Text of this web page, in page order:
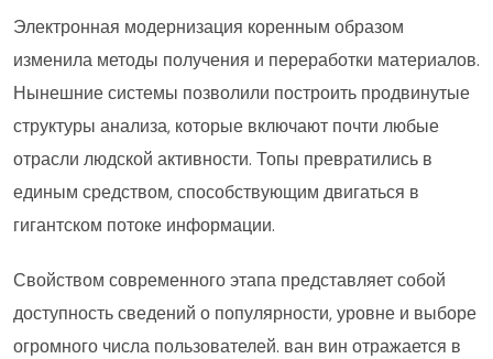
Электронная модернизация коренным образом
изменила методы получения и переработки материалов.
Нынешние системы позволили построить продвинутые
структуры анализа, которые включают почти любые
отрасли людской активности. Топы превратились в
единым средством, способствующим двигаться в
гигантском потоке информации.
Свойством современного этапа представляет собой
доступность сведений о популярности, уровне и выборе
огромного числа пользователей. ван вин отражается в